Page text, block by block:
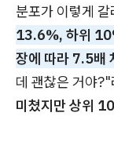
분포가 이렇게 갈
13.6%, 하위
장에 따라 7.5배
데 괜찮은 거야
미쳤지만 상위